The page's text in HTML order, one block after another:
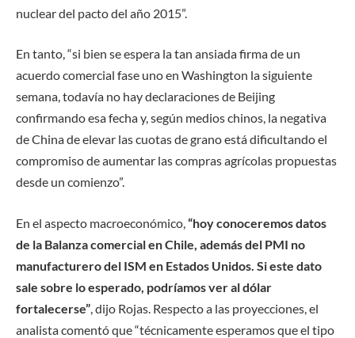
nuclear del pacto del año 2015”.
En tanto, “si bien se espera la tan ansiada firma de un
acuerdo comercial fase uno en Washington la siguiente
semana, todavía no hay declaraciones de Beijing
confirmando esa fecha y, según medios chinos, la negativa
de China de elevar las cuotas de grano está dificultando el
compromiso de aumentar las compras agrícolas propuestas
desde un comienzo”.
En el aspecto macroeconómico,“hoy conoceremos datos
de la Balanza comercial en Chile, además del PMI no
manufacturero del ISM en Estados Unidos. Si este dato
sale sobre lo esperado, podríamos ver al dólar
fortalecerse”, dijo Rojas. Respecto a las proyecciones, el
analista comentó que “técnicamente esperamos que el tipo